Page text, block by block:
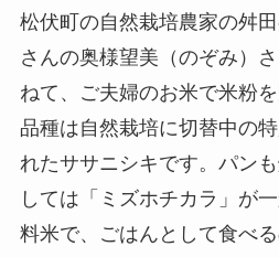
松伏町の自然栽培農家の舛田
さんの奥様望美（のぞみ）
ねて、ご夫婦のお米で米粉
品種は自然栽培に切替中の
れたササニシキです。パン
しては「ミズホチカラ」が
料米で、ごはんとして食べ